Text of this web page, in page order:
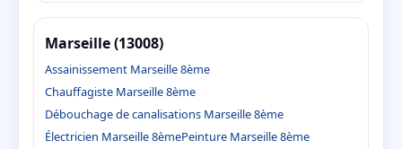
Marseille (13008)
Assainissement Marseille 8ème
Chauffagiste Marseille 8ème
Débouchage de canalisations Marseille 8ème
Électricien Marseille 8èmePeinture Marseille 8ème